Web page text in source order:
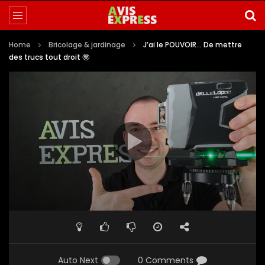
Home Bricolage & jardinage
J’ai le POUVOIR… De mettre
des trucs tout droit 🤓
Auto Next 0 Comments